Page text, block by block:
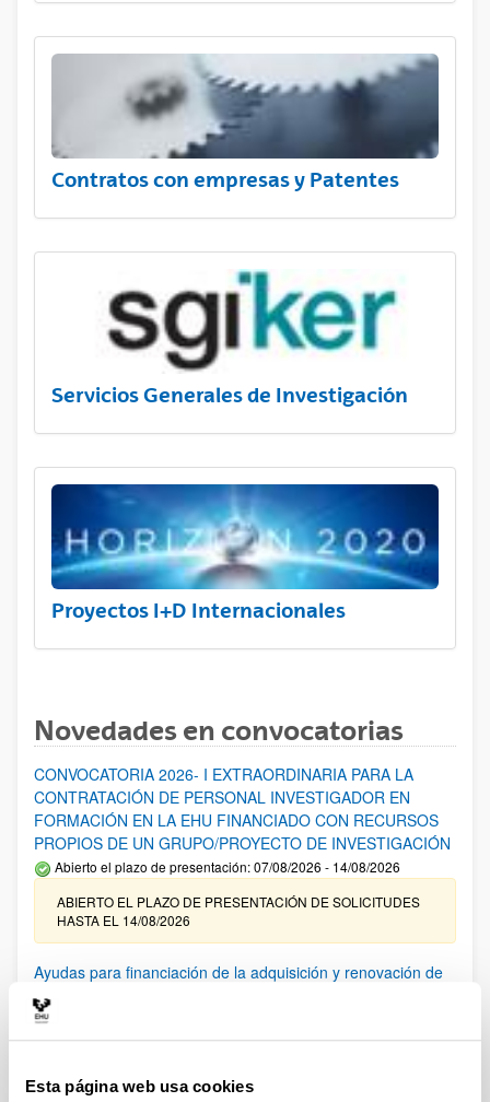
Esta página web usa cookies
Contratos con empresas y Patentes
Servicios Generales de Investigación
Proyectos I+D Internacionales
Novedades en convocatorias
CONVOCATORIA 2026- I EXTRAORDINARIA PARA LA
CONTRATACIÓN DE PERSONAL INVESTIGADOR EN
FORMACIÓN EN LA EHU FINANCIADO CON RECURSOS
PROPIOS DE UN GRUPO/PROYECTO DE INVESTIGACIÓN
Abierto el plazo de presentación: 07/08/2026 - 14/08/2026
ABIERTO EL PLAZO DE PRESENTACIÓN DE SOLICITUDES
HASTA EL 14/08/2026
Ayudas para financiación de la adquisición y renovación de
infraestructura científica y fondos bibliográficos en la
UPV/EHU 2026
Trámite abierto
25/03/2026: Corrección de errores del listado provisional de
solicitudes admitidas y excluidas. 23/03/2026: Relación